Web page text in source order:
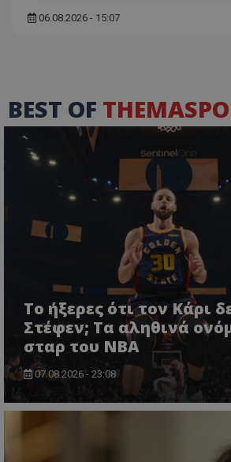
06.08.2026 - 15:07
BEST OF
Το ήξερες ότι τον Κάρι
Στέφεν; Τα αληθινά
σταρ του NBA
07.08.2026 - 23:08